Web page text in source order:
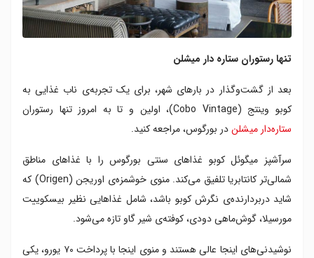
تنها رستوران ستاره دار میشلن
بعد از گشت‌وگذار در بارهای شهر، برای یک تجربه‌ی ناب غذایی به
کوبو وینتج (Cobo Vintage)، اولین و تا به امروز تنها رستوران
ستاره‌دار میشلندر بورگوس، مراجعه کنید.
سرآشپز میگوئل کوبو غذاهای سنتی بورگوس را با غذاهای مناطق
شمالی‌تر کانتابریا تلفیق می‌کند. منوی خوشمزه‌ی اوریجن (Origen) که
شاید دربردارنده‌ی نگرش کوبو باشد، شامل غذاهایی نظیر بیسکوییت
مورسیلا، گوش‌ماهی دودی، کوفته‌ی شیر گاو تازه می‌شود.
نوشیدنی‌های اینجا عالی هستند و منوی اینجا با پرداخت ۷۰ یورو، یکی